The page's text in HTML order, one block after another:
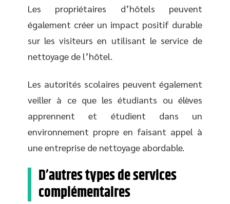
Les propriétaires d’hôtels peuvent
également créer un impact positif durable
sur les visiteurs en utilisant le service de
nettoyage de l’hôtel.
Les autorités scolaires peuvent également
veiller à ce que les étudiants ou élèves
apprennent et étudient dans un
environnement propre en faisant appel à
une entreprise de nettoyage abordable.
D’autres types de services
complémentaires